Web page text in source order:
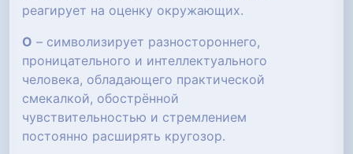
реагирует на оценку окружающих.
О – символизирует разностороннего,
проницательного и интеллектуального
человека, обладающего практической
смекалкой, обострённой
чувствительностью и стремлением
постоянно расширять кругозор.